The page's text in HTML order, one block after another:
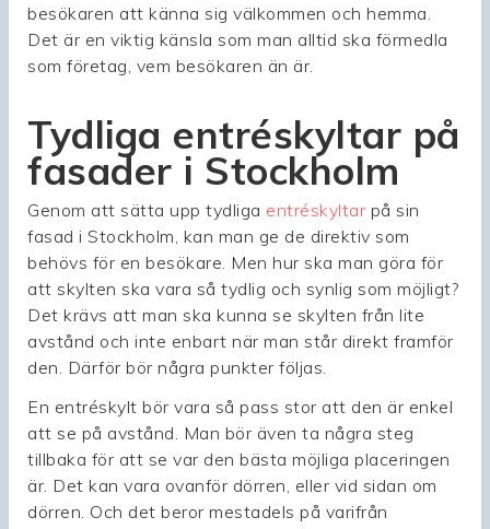
besökaren att känna sig välkommen och hemma.
Det är en viktig känsla som man alltid ska förmedla
som företag, vem besökaren än är.
Tydliga entréskyltar på
fasader i Stockholm
Genom att sätta upp tydliga entréskyltar på sin
fasad i Stockholm, kan man ge de direktiv som
behövs för en besökare. Men hur ska man göra för
att skylten ska vara så tydlig och synlig som möjligt?
Det krävs att man ska kunna se skylten från lite
avstånd och inte enbart när man står direkt framför
den. Därför bör några punkter följas.
En entréskylt bör vara så pass stor att den är enkel
att se på avstånd. Man bör även ta några steg
tillbaka för att se var den bästa möjliga placeringen
är. Det kan vara ovanför dörren, eller vid sidan om
dörren. Och det beror mestadels på varifrån